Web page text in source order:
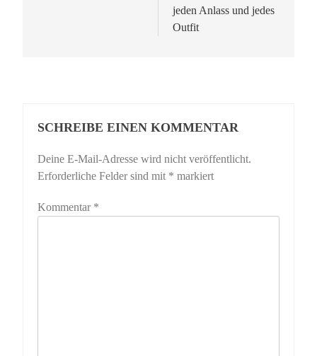
jeden Anlass und jedes
Outfit
SCHREIBE EINEN KOMMENTAR
Deine E-Mail-Adresse wird nicht veröffentlicht.
Erforderliche Felder sind mit * markiert
Kommentar *